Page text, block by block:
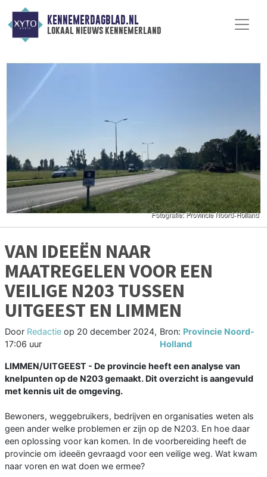
KENNEMERDAGBLAD.NL
lokaal nieuws kennemerland
VAN IDEEËN NAAR
MAATREGELEN VOOR EEN
VEILIGE N203 TUSSEN
UITGEEST EN LIMMEN
Door Redactie op 20 december 2024,
17:06 uur
Bron: Provincie Noord-
Holland
LIMMEN/UITGEEST - De provincie heeft een analyse van
knelpunten op de N203 gemaakt. Dit overzicht is aangevuld
met kennis uit de omgeving.
Bewoners, weggebruikers, bedrijven en organisaties weten als
geen ander welke problemen er zijn op de N203. En hoe daar
een oplossing voor kan komen. In de voorbereiding heeft de
provincie om ideeën gevraagd voor een veilige weg. Wat kwam
naar voren en wat doen we ermee?